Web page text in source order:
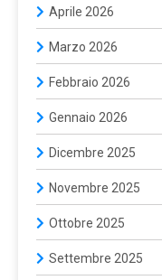
Aprile 2026
Marzo 2026
Febbraio 2026
Gennaio 2026
Dicembre 2025
Novembre 2025
Ottobre 2025
Settembre 2025